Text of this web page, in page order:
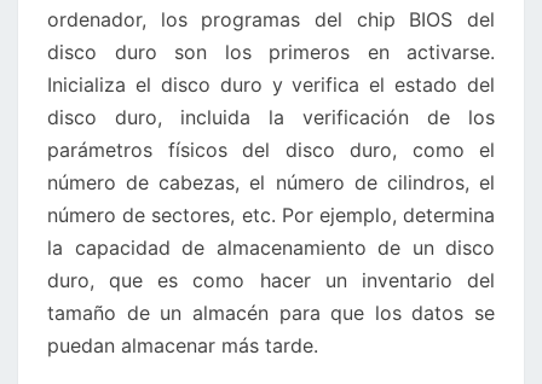
ordenador, los programas del chip BIOS del
disco duro son los primeros en activarse.
Inicializa el disco duro y verifica el estado del
disco duro, incluida la verificación de los
parámetros físicos del disco duro, como el
número de cabezas, el número de cilindros, el
número de sectores, etc. Por ejemplo, determina
la capacidad de almacenamiento de un disco
duro, que es como hacer un inventario del
tamaño de un almacén para que los datos se
puedan almacenar más tarde.